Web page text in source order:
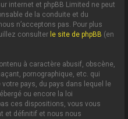
internet et phpBB Limited ne peut
de la conduite et du
n’acceptons pas. Pour plus
consulter le site de phpBB (en
à caractère abusif, obscène,
pornographique, etc. qui
pays, du pays dans lequel le
ou encore la loi
ces dispositions, vous vous
et définitif et nous nous